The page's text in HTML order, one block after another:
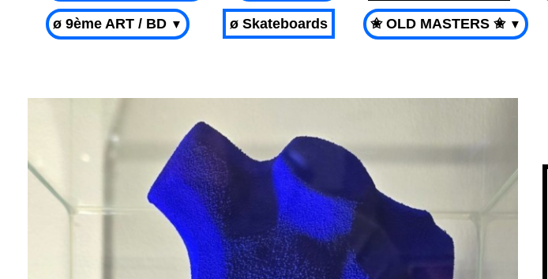
ø 9ème ART / BD ▼ ø Skateboards ✬ OLD MASTERS ✬ ▼